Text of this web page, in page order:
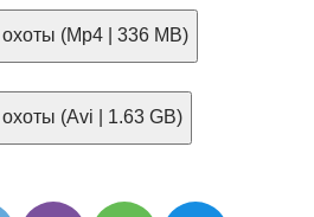
(Mp4 | 336 MB)
(Avi | 1.63 GB)